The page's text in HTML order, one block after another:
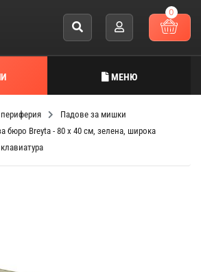
0
МЕНЮ
Падове за мишки
бюро Breyta - 80 х 40 см, зелена, широка